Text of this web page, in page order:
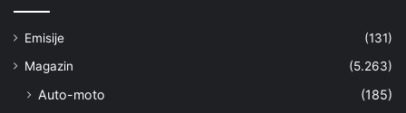
Emisije
(131)
Magazin
(5.263)
Auto-moto
(185)